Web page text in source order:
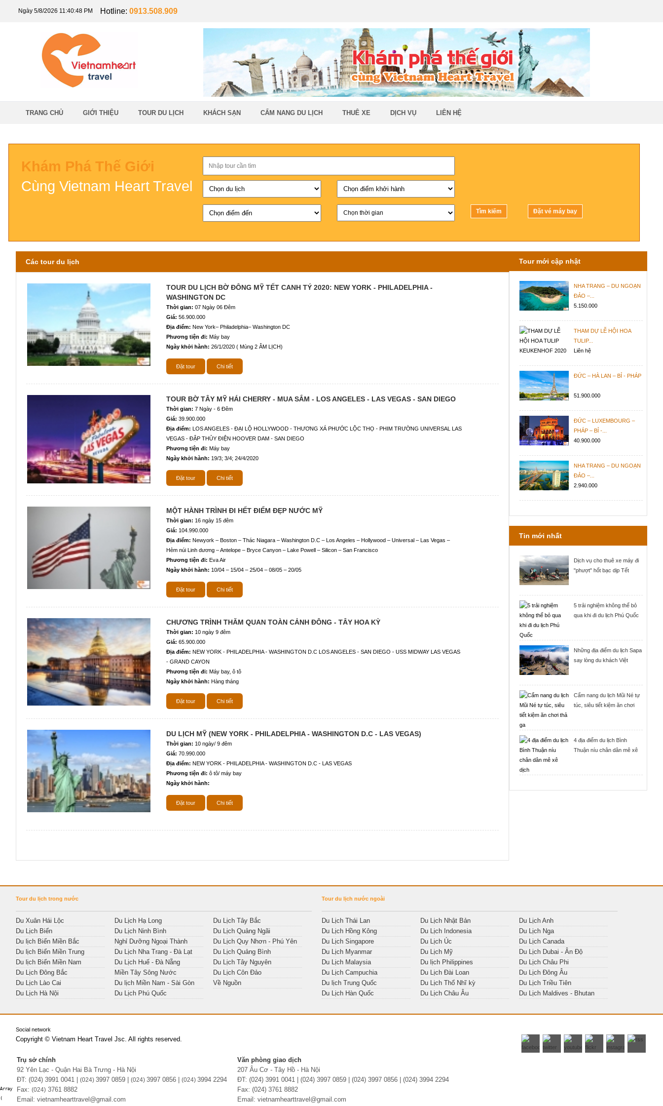
Ngày 5/8/2026 11:40:48 PM Hotline: 0913.508.909
Đăng nhập |
TRANG CHỦ GIỚI THIỆU TOUR DU LỊCH KHÁCH SẠN CẨM NANG DU LỊCH THUÊ XE DỊCH VỤ LIÊN HỆ
Khám Phá Thế Giới
Cùng Vietnam Heart Travel
Các tour du lịch
TOUR DU LỊCH BỜ ĐÔNG MỸ TẾT CANH TÝ 2020: NEW YORK - PHILADELPHIA -
WASHINGTON DC
Thời gian: 07 Ngày 06 Đêm
Giá: 56.900.000
Địa điểm: New York– Philadelphia– Washington DC
Phương tiện đi: Máy bay
Ngày khởi hành: 26/1/2020 ( Mùng 2 ÂM LỊCH)
Đặt tour Chi tiết
TOUR BỜ TÂY MỸ HÁI CHERRY - MUA SẮM - LOS ANGELES - LAS VEGAS - SAN DIEGO
Thời gian: 7 Ngày - 6 Đêm
Giá: 39.900.000
Địa điểm: LOS ANGELES - ĐẠI LỘ HOLLYWOOD - THƯƠNG XÁ PHƯỚC LỘC THỌ - PHIM TRƯỜNG UNIVERSAL LAS
VEGAS - ĐẬP THỦY ĐIỆN HOOVER DAM - SAN DIEGO
Phương tiện đi: Máy bay
Ngày khởi hành: 19/3; 3/4; 24/4/2020
Đặt tour Chi tiết
MỘT HÀNH TRÌNH ĐI HẾT ĐIỂM ĐẸP NƯỚC MỸ
Thời gian: 16 ngày 15 đêm
Giá: 104.990.000
Địa điểm: Newyork – Boston – Thác Niagara – Washington D.C – Los Angeles – Hollywood – Universal – Las Vegas –
Hẻm núi Linh dương – Antelope – Bryce Canyon – Lake Powell – Silicon – San Francisco
Phương tiện đi: Eva Air
Ngày khởi hành: 10/04 – 15/04 – 25/04 – 08/05 – 20/05
Đặt tour Chi tiết
CHƯƠNG TRÌNH THĂM QUAN TOÀN CẢNH ĐÔNG - TÂY HOA KỲ
Thời gian: 10 ngày 9 đêm
Giá: 65.900.000
Địa điểm: NEW YORK - PHILADELPHIA - WASHINGTON D.C LOS ANGELES - SAN DIEGO - USS MIDWAY LAS VEGAS
- GRAND CAYON
Phương tiện đi: Máy bay, ô tô
Ngày khởi hành: Hàng tháng
Đặt tour Chi tiết
DU LỊCH MỸ (NEW YORK - PHILADELPHIA - WASHINGTON D.C - LAS VEGAS)
Thời gian: 10 ngày/ 9 đêm
Giá: 70.990.000
Địa điểm: NEW YORK - PHILADELPHIA - WASHINGTON D.C - LAS VEGAS
Phương tiện đi: ô tô/ máy bay
Ngày khởi hành:
Đặt tour Chi tiết
Tour mới cập nhật
NHA TRANG – DU NGOẠN
ĐẢO –...
5.150.000
THAM DỰ LỄ HỘI HOA
TULIP...
Liên hệ
ĐỨC – HÀ LAN – BỈ - PHÁP
51.900.000
ĐỨC – LUXEMBOURG –
PHÁP – BỈ -...
40.900.000
NHA TRANG – DU NGOẠN
ĐẢO –...
2.940.000
Tin mới nhất
Dịch vụ cho thuê xe máy đi
"phượt" hốt bạc dịp Tết
5 trải nghiệm không thể bỏ
qua khi đi du lịch Phú Quốc
Những địa điểm du lịch Sapa
say lòng du khách Việt
Cẩm nang du lịch Mũi Né tự
túc, siêu tiết kiệm ăn chơi
4 địa điểm du lịch Bình
Thuận níu chân dân mê xê
Tour du lịch trong nước
Du Xuân Hái Lộc
Du Lịch Biển
Du lịch Biển Miền Bắc
Du lịch Biển Miền Trung
Du lịch Biển Miền Nam
Du Lịch Đông Bắc
Du Lịch Lào Cai
Du Lịch Hà Nội
Du Lịch Hạ Long
Du Lịch Ninh Bình
Nghỉ Dưỡng Ngoại Thành
Du Lịch Nha Trang - Đà Lạt
Du Lịch Huế - Đà Nẵng
Miền Tây Sông Nước
Du lịch Miền Nam - Sài Gòn
Du Lịch Phú Quốc
Du Lịch Tây Bắc
Du Lịch Quảng Ngãi
Du Lịch Quy Nhơn - Phú Yên
Du Lịch Quảng Bình
Du Lịch Tây Nguyên
Du Lịch Côn Đảo
Về Nguồn
Tour du lịch nước ngoài
Du Lịch Thái Lan
Du Lịch Hồng Kông
Du Lịch Singapore
Du Lịch Myanmar
Du Lịch Malaysia
Du Lịch Campuchia
Du lịch Trung Quốc
Du Lịch Hàn Quốc
Du Lịch Nhật Bản
Du Lịch Indonesia
Du Lịch Úc
Du Lịch Mỹ
Du lịch Philippines
Du Lịch Đài Loan
Du Lịch Thổ Nhĩ kỳ
Du Lịch Châu Âu
Du Lịch Anh
Du Lịch Nga
Du Lịch Canada
Du Lịch Dubai - Ân Độ
Du Lịch Châu Phi
Du Lịch Đông Âu
Du Lịch Triều Tiên
Du Lịch Maldives - Bhutan
Social network
Copyright © Vietnam Heart Travel Jsc. All rights reserved.
Trụ sở chính
92 Yên Lạc - Quận Hai Bà Trưng - Hà Nội
ĐT: (024) 3991 0041 | (024) 3997 0859 | (024) 3997 0856 | (024) 3994 2294
Fax: (024) 3761 8882
Email: vietnamhearttravel@gmail.com
Văn phòng giao dịch
207 Âu Cơ - Tây Hồ - Hà Nội
ĐT: (024) 3991 0041 | (024) 3997 0859 | (024) 3997 0856 | (024) 3994 2294
Fax: (024) 3761 8882
Email: vietnamhearttravel@gmail.com
Array
(